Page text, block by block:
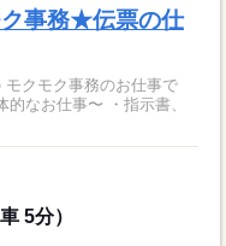
ク事務★伝票の仕
クモク事務のお仕事で
5分）